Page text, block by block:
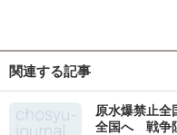
関連する記事
原水爆禁止
全国へ 戦争